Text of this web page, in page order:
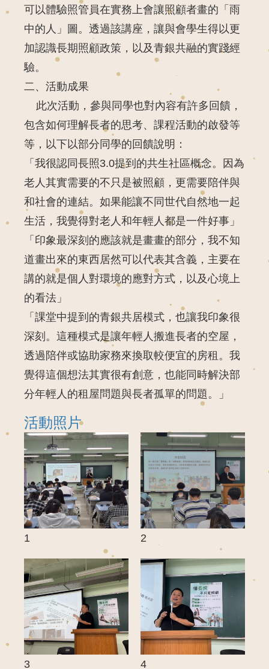
可以體驗照管員在實務上會讓照顧者畫的「雨
中的人」圖。透過該講座，讓與會學生得以更
加認識長期照顧政策，以及青銀共融的實踐經
驗。
二、活動成果
此次活動，參與同學也對內容有許多回饋，
包含如何理解長者的思考、課程活動的啟發等
等，以下以部分同學的回饋說明：
「我很認同長照3.0提到的共生社區概念。因為
老人其實需要的不只是被照顧，更需要陪伴與
和社會的連結。如果能讓不同世代自然地⼀起
生活，我覺得對老人和年輕⼈都是⼀件好事」
「印象最深刻的應該就是畫畫的部分，我不知
道畫出來的東西居然可以代表其含義，主要在
講的就是個人對環境的應對方式，以及心境上
的看法」
「課堂中提到的青銀共居模式，也讓我印象很
深刻。這種模式是讓年輕人搬進長者的空屋，
透過陪伴或協助家務來換取較便宜的房租。我
覺得這個想法其實很有創意，也能同時解決部
分年輕人的租屋問題與長者孤單的問題。」
活動照片
1 2
3 4